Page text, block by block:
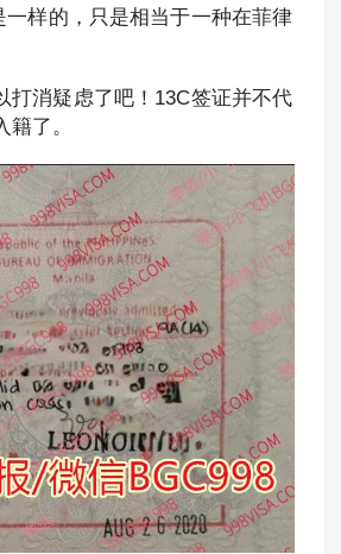
一样的，只是相当于一种在菲律
打消疑虑了吧！13C签证并不代
了。